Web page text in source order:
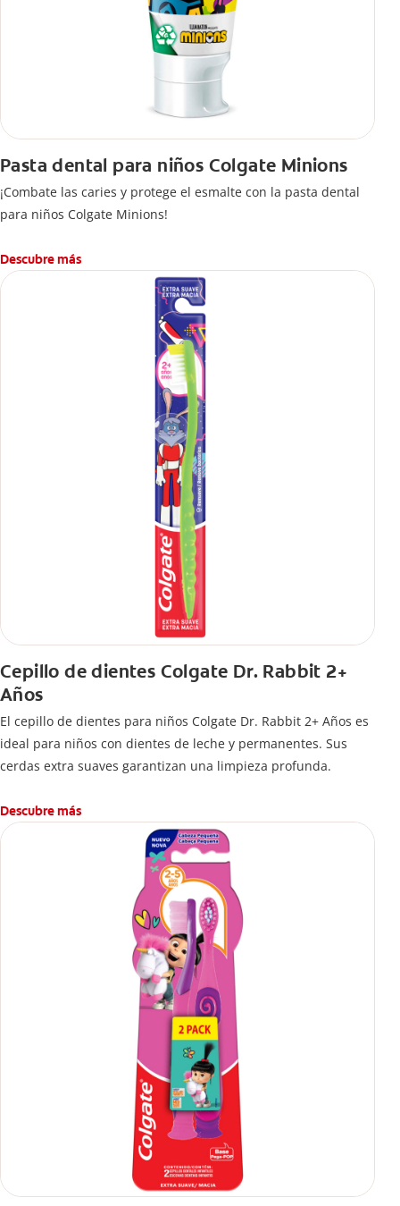
Pasta dental para niños Colgate Minions
¡Combate las caries y protege el esmalte con la pasta dental
para niños Colgate Minions!
Descubre más
Cepillo de dientes Colgate Dr. Rabbit 2+
Años
El cepillo de dientes para niños Colgate Dr. Rabbit 2+ Años es
ideal para niños con dientes de leche y permanentes. Sus
cerdas extra suaves garantizan una limpieza profunda.
Descubre más